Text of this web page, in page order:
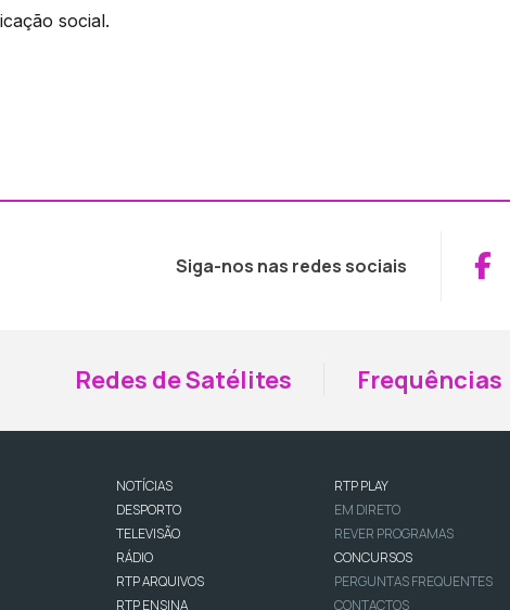
social.
Siga-nos nas redes sociais
Redes de Satélites Frequências
NOTÍCIAS
DESPORTO
TELEVISÃO
RÁDIO
RTP ARQUIVOS
RTP ENSINA
RTP PLAY
EM DIRETO
REVER PROGRAMAS
CONCURSOS
PERGUNTAS FREQUENTES
CONTACTOS